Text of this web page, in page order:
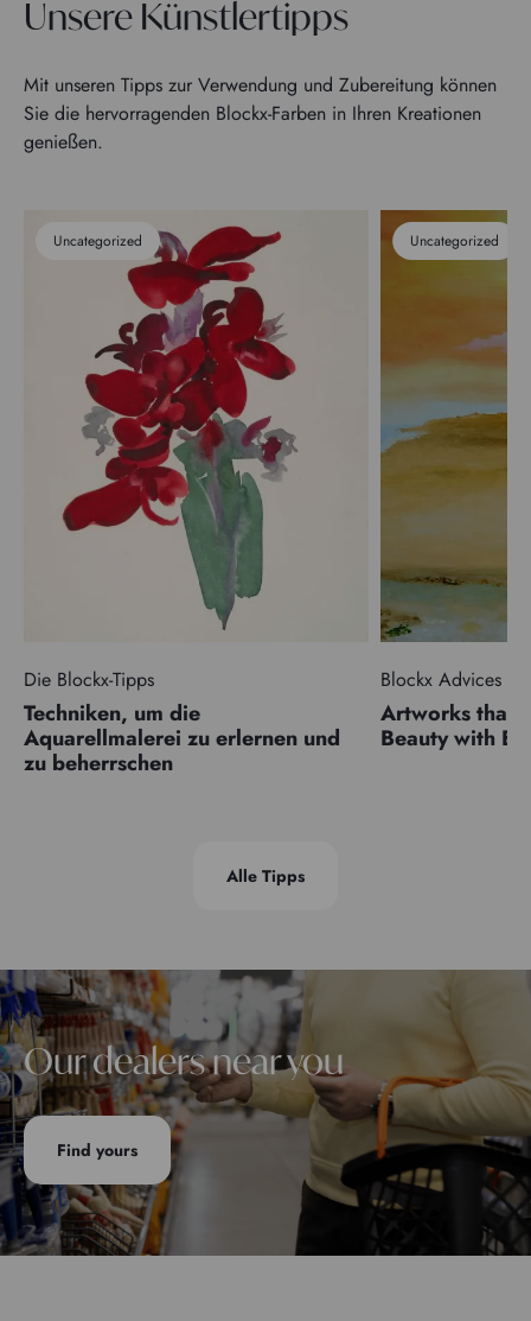
Unsere Künstlertipps
Mit unseren Tipps zur Verwendung und Zubereitung können
Sie die hervorragenden Blockx-Farben in Ihren Kreationen
genießen.
Uncategorized
Die Blockx-Tipps
Techniken, um die
Aquarellmalerei zu erlernen und
zu beherrschen
Uncategorized
Blockx Advices
Artworks that
Beauty with
Alle Tipps
Our dealers near you
Find yours